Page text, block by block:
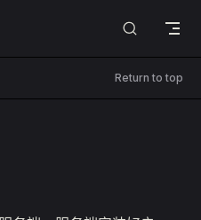
Return to top